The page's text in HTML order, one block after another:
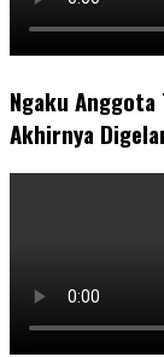
Ngaku
Akhirnya